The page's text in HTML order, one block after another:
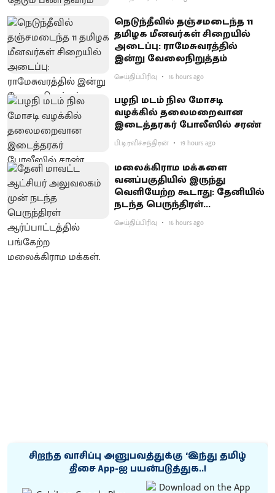
நெடுந்தீவில் தஞ்சமடைந்த 11
தமிழக மீனவர்கள் சிறையில்
அடைப்பு: ராமேசுவரத்தில்
இன்று வேலைநிறுத்தம்
செய்திப்பிரிவு 16 hours ago
பழநி மடம் நில மோசடி
வழக்கில் தலைமறைவான
இடைத்தரகர் போலீஸில் சரண்
பி.டி.ரவிச்சந்திரன் 19 hours ago
மலைக்கிராம மக்களை
வனப்பகுதியில் இருந்து
வெளியேற்ற கூடாது: தேனியில்
நடந்த பெருந்திரள்
ஆர்ப்பாட்டத்தில் வலியுறுத்தல்
செய்திப்பிரிவு 16 hours ago
சிறந்த வாசிப்பு அனுபவத்துக்கு ‘இந்து தமிழ்
திசை App-ஐ பயன்படுத்துக..!